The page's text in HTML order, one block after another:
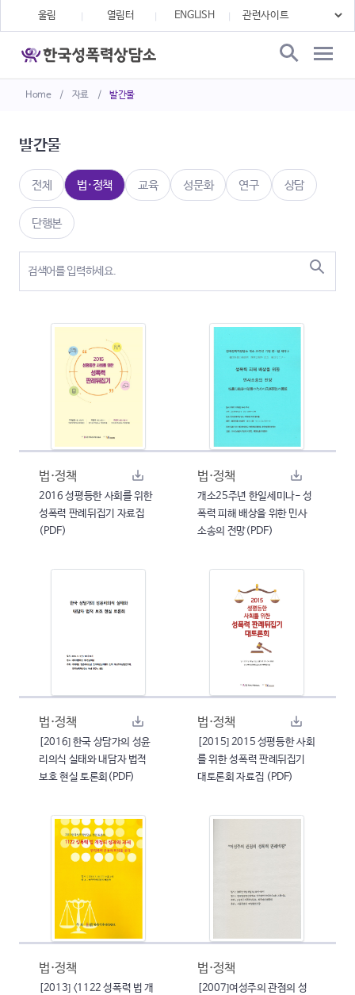
Home / 자료 / 발간물
울림 열림터 ENGLISH
발간물
전체 법·정책 교육 성문화 연구 상담
단행본
법·정책
2016 성평등한 사회를 위한
성폭력 판례뒤집기 자료집
(PDF)
법·정책
개소25주년 한일세미나- 성
폭력 피해 배상을 위한 민사
소송의 전망(PDF)
법·정책
[2016] 한국 상담가의 성윤
리의식 실태와 내담자 법적
보호 현실 토론회(PDF)
법·정책
[2015] 2015 성평등한 사회
를 위한 성폭력 판례뒤집기
대토론회 자료집 (PDF)
법·정책
[2013] <1122 성폭력 법 개
법·정책
[2007]여성주의 관점의 성